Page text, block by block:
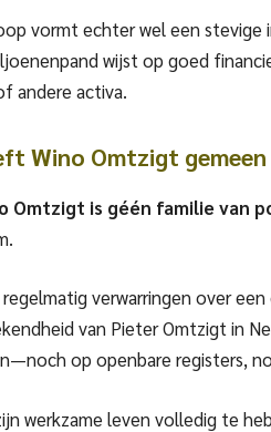
vormt echter wel een
wijst op goed
andere activa.
Wino Omtzigt
Omtzigt is géén familie van
regelmatig verwarringen over
van Pieter Omtzigt in
op openbare registers,
werkzame leven volledig te